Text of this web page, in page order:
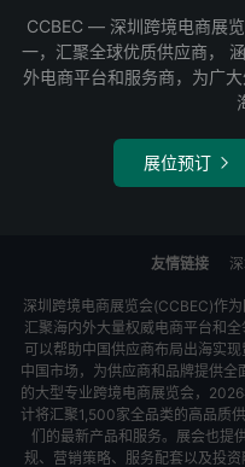
CCBEC ― 深圳跨境电商展
一，汇聚全球优质供应商，
外电商平台和服务商，为广
展位预订 
友情链接
深圳跨境电商展览会(CCBEC)作
汇聚海内外大量权威电商平台和
可以帮助中国供应商布局出海实
中国市场，为供应商和品牌提供
的大型专业跨境电商展览会，
计将汇聚1,500家全品类的高品质
们的最新产品和服务。展会也提
规、营销策略、服务配套以及投